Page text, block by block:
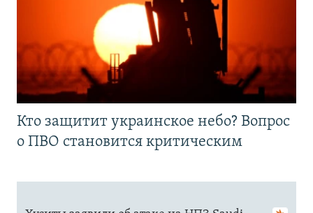
Кто защитит украинское небо? Вопрос
о ПВО становится критическим